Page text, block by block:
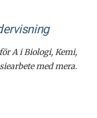
A i Biologi, Kemi,
med mera.